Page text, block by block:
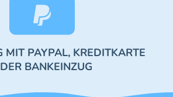
MIT PAYPAL, KREDITKARTE
BANKEINZUG